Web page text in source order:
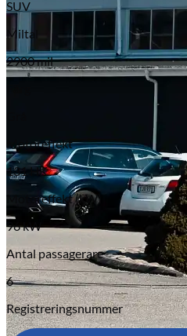
SUV
Miltal
2900 mil
Motoreffekt
131 HK
Motoreffekt (kW)
96 kW
Antal passagerare
6
Registreringsnummer